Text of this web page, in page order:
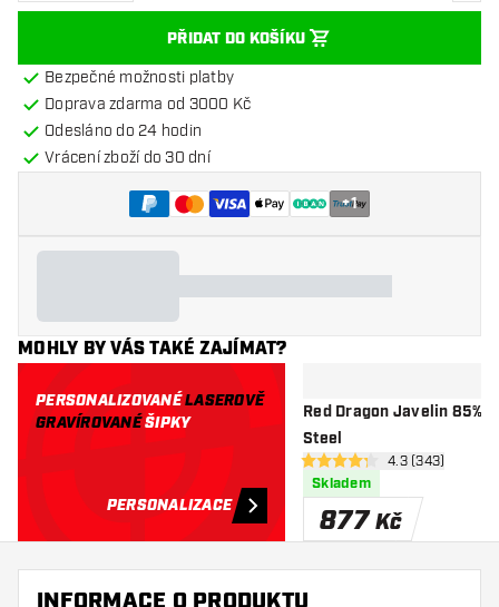
PŘIDAT DO KOŠÍKU
Bezpečné možnosti platby
Doprava zdarma od 3000 Kč
Odesláno do 24 hodin
Vrácení zboží do 30 dní
+1
MOHLY BY VÁS TAKÉ ZAJÍMAT?
PERSONALIZOVANÉLASEROVĚ
GRAVÍROVANÉŠIPKY
PERSONALIZACE
Red Dragon Javelin 85%
Steel
otevřít panel
4.3 hodnoticí hvězdičky
4.3 (343)
Skladem
877 Kč